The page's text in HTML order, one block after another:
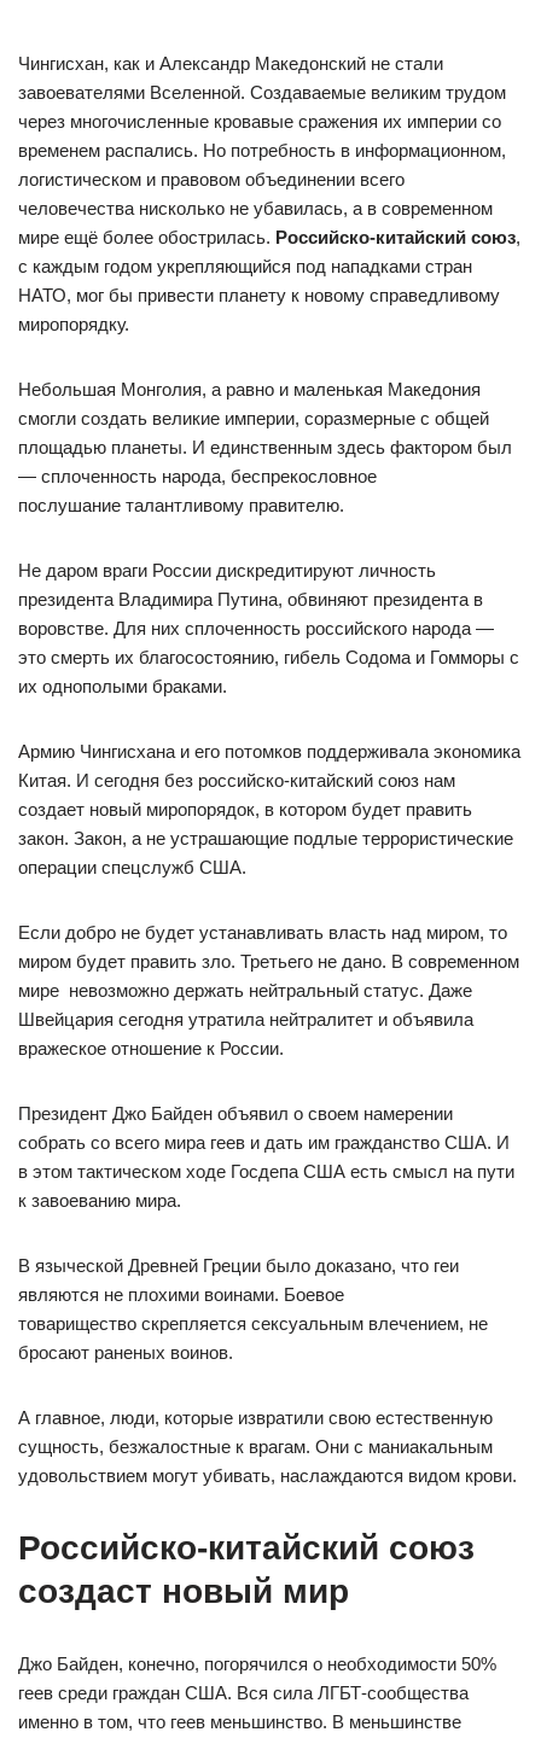
Чингисхан, как и Александр Македонский не стали
завоевателями Вселенной. Создаваемые великим трудом
через многочисленные кровавые сражения их империи со
временем распались. Но потребность в информационном,
логистическом и правовом объединении всего
человечества нисколько не убавилась, а в современном
мире ещё более обострилась. Российско-китайский союз,
с каждым годом укрепляющийся под нападками стран
НАТО, мог бы привести планету к новому справедливому
миропорядку.
Небольшая Монголия, а равно и маленькая Македония
смогли создать великие империи, соразмерные с общей
площадью планеты. И единственным здесь фактором был
— сплоченность народа, беспрекословное
послушание талантливому правителю.
Не даром враги России дискредитируют личность
президента Владимира Путина, обвиняют президента в
воровстве. Для них сплоченность российского народа —
это смерть их благосостоянию, гибель Содома и Гомморы с
их однополыми браками.
Армию Чингисхана и его потомков поддерживала экономика
Китая. И сегодня без российско-китайский союз нам
создает новый миропорядок, в котором будет править
закон. Закон, а не устрашающие подлые террористические
операции спецслужб США.
Если добро не будет устанавливать власть над миром, то
миром будет править зло. Третьего не дано. В современном
мире невозможно держать нейтральный статус. Даже
Швейцария сегодня утратила нейтралитет и объявила
вражеское отношение к России.
Президент Джо Байден объявил о своем намерении
собрать со всего мира геев и дать им гражданство США. И
в этом тактическом ходе Госдепа США есть смысл на пути
к завоеванию мира.
В языческой Древней Греции было доказано, что геи
являются не плохими воинами. Боевое
товарищество скрепляется сексуальным влечением, не
бросают раненых воинов.
А главное, люди, которые извратили свою естественную
сущность, безжалостные к врагам. Они с маниакальным
удовольствием могут убивать, наслаждаются видом крови.
Российско-китайский союз
создаст новый мир
Джо Байден, конечно, погорячился о необходимости 50%
геев среди граждан США. Вся сила ЛГБТ-сообщества
именно в том, что геев меньшинство. В меньшинстве